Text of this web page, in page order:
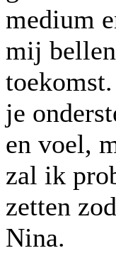
medium
mij
je
en voel,
zal ik
zetten
Nina.